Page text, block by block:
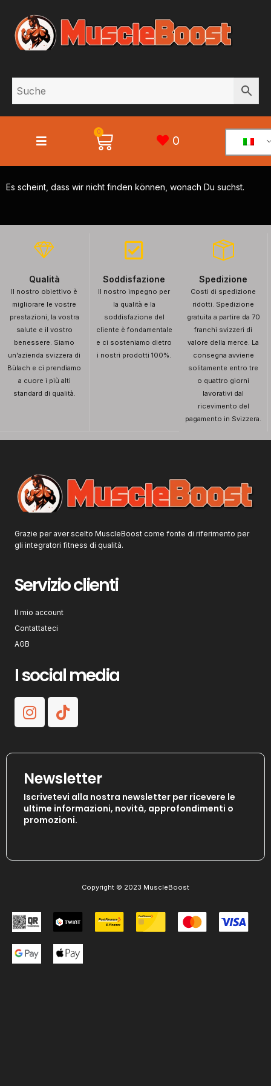
0
0
Es scheint, dass wir nicht finden können, wonach Du suchst.
Qualità
Il nostro obiettivo è
migliorare le vostre
prestazioni, la vostra
salute e il vostro
benessere. Siamo
un'azienda svizzera di
Bülach e ci prendiamo
a cuore i più alti
standard di qualità.
Soddisfazione
Il nostro impegno per
la qualità e la
soddisfazione del
cliente è fondamentale
e ci sosteniamo dietro
i nostri prodotti 100%.
Spedizione
Costi di spedizione
ridotti. Spedizione
gratuita a partire da 70
franchi svizzeri di
valore della merce. La
consegna avviene
solitamente entro tre
o quattro giorni
lavorativi dal
ricevimento del
pagamento in Svizzera.
Grazie per aver scelto MuscleBoost come fonte di riferimento per
gli integratori fitness di qualità.
Servizio clienti
Il mio account
Contattateci
AGB
I social media
Newsletter
Iscrivetevi alla nostra newsletter per ricevere le
ultime informazioni, novità, approfondimenti o
promozioni.
Copyright © 2023 MuscleBoost